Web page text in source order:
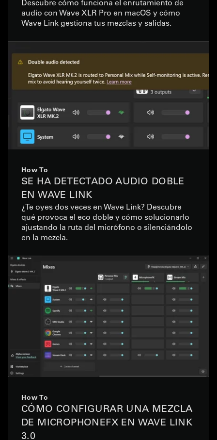
Descubre cómo funciona el enrutamiento de
audio con Wave XLR Pro en macOS y cómo
Wave Link gestiona tus mezclas y salidas.
How To
SE HA DETECTADO AUDIO DOBLE
EN WAVE LINK
¿Te oyes dos veces en Wave Link? Descubre
qué provoca el eco doble y cómo solucionarlo
ajustando la ruta del micrófono o silenciándolo
en la mezcla.
How To
CÓMO CONFIGURAR UNA MEZCLA
DE MICROPHONEFX EN WAVE LINK
3.0